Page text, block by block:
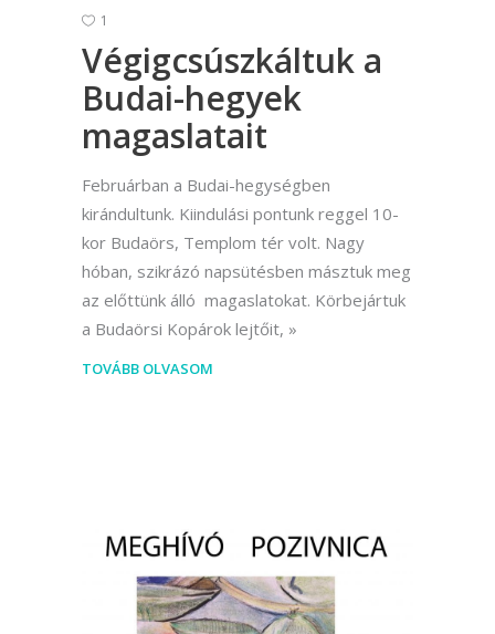
1
Végigcsúszkáltuk a
Budai-hegyek
magaslatait
Februárban a Budai-hegységben
kirándultunk. Kiindulási pontunk reggel 10-
kor Budaörs, Templom tér volt. Nagy
hóban, szikrázó napsütésben másztuk meg
az előttünk álló magaslatokat. Körbejártuk
a Budaörsi Kopárok lejtőit,
TOVÁBB OLVASOM